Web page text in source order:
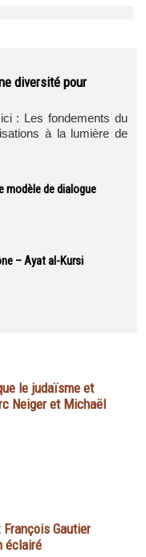
diversité pour
: Les fondements du
à la lumière de
modèle de dialogue
– Ayat al-Kursi
le judaïsme et
Neiger et Michaël
François Gautier
éclairé